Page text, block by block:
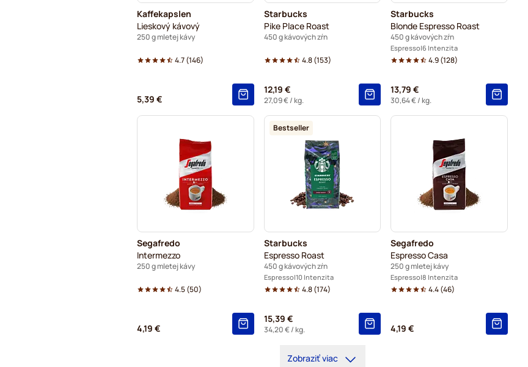
Kaffekapslen
Lieskový kávový
250 g mletej kávy
4.7(146)
5,39 €
Starbucks
Pike Place Roast
450 g kávových zŕn
4.8(153)
12,19 €
27,09 €/ kg.
Starbucks
Blonde Espresso Roast
450 g kávových zŕn
Espresso 6 Intenzita
4.9(128)
13,79 €
30,64 €/ kg.
Segafredo
Intermezzo
250 g mletej kávy
4.5(50)
4,19 €
Bestseller
Starbucks
Espresso Roast
450 g kávových zŕn
Espresso 10 Intenzita
4.8(174)
15,39 €
34,20 €/ kg.
Segafredo
Espresso Casa
250 g mletej kávy
Espresso 8 Intenzita
4.4(46)
4,19 €
Zobraziť viac